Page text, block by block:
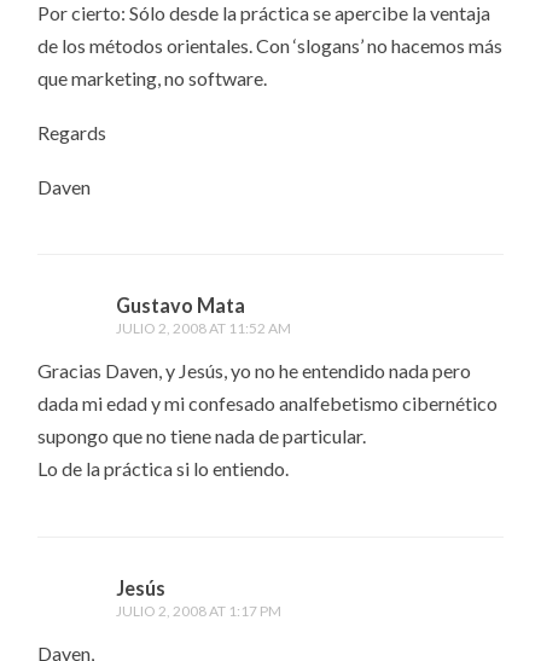
Por cierto: Sólo desde la práctica se apercibe la ventaja
de los métodos orientales. Con ‘slogans’ no hacemos más
que marketing, no software.
Regards
Daven
Gustavo Mata
JULIO 2, 2008 AT 11:52 AM
Gracias Daven, y Jesús, yo no he entendido nada pero
dada mi edad y mi confesado analfebetismo cibernético
supongo que no tiene nada de particular.
Lo de la práctica si lo entiendo.
Jesús
JULIO 2, 2008 AT 1:17 PM
Daven,